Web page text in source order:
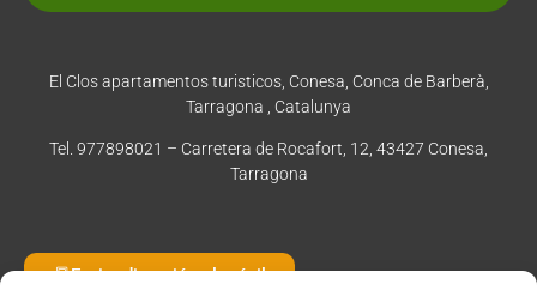
El Clos apartamentos turisticos, Conesa, Conca de Barberà,
Tarragona , Catalunya
Tel. 977898021 – Carretera de Rocafort, 12, 43427 Conesa,
Tarragona
Enviar dirección al móvil